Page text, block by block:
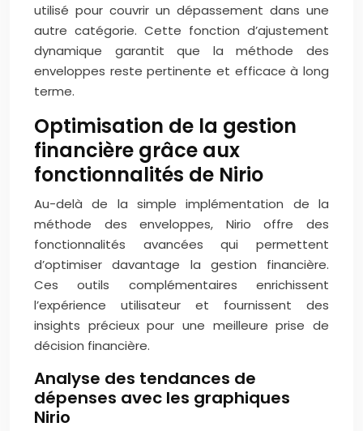
utilisé pour couvrir un dépassement dans une
autre catégorie. Cette fonction d’ajustement
dynamique garantit que la méthode des
enveloppes reste pertinente et efficace à long
terme.
Optimisation de la gestion
financière grâce aux
fonctionnalités de Nirio
Au-delà de la simple implémentation de la
méthode des enveloppes, Nirio offre des
fonctionnalités avancées qui permettent
d’optimiser davantage la gestion financière.
Ces outils complémentaires enrichissent
l’expérience utilisateur et fournissent des
insights précieux pour une meilleure prise de
décision financière.
Analyse des tendances de
dépenses avec les graphiques
Nirio